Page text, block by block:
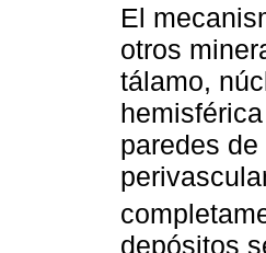
El
otros
tálamo,
paredes
depósitos